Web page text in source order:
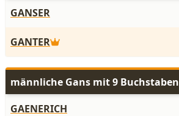
GANSER
GANTER
männliche Gans mit 9 Buchstaben
GAENERICH